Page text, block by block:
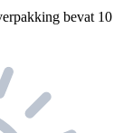
bevat 10